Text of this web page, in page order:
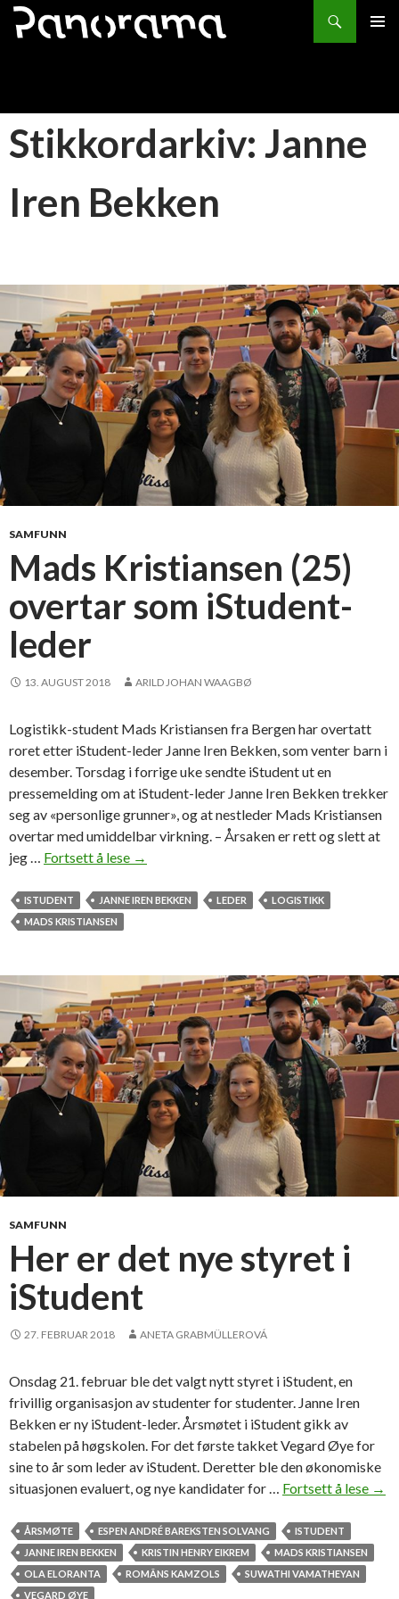
Søk
HOPP
Stikkordarkiv: Janne
Iren Bekken
SAMFUNN
Mads Kristiansen (25)
overtar som iStudent-
leder
13. AUGUST 2018 ARILD JOHAN WAAGBØ
Logistikk-student Mads Kristiansen fra Bergen har overtatt
roret etter iStudent-leder Janne Iren Bekken, som venter barn i
desember. Torsdag i forrige uke sendte iStudent ut en
pressemelding om at iStudent-leder Janne Iren Bekken trekker
seg av «personlige grunner», og at nestleder Mads Kristiansen
overtar med umiddelbar virkning. – Årsaken er rett og slett at
jeg … Fortsett å lese M
d
i
s
t
i
a
n
s
2
)
o
v
e
r
r
s
o
m
i
S
t
u
d
e
→
ISTUDENT JANNE IREN BEKKEN LEDER
LOGISTIKK
MADS KRISTIANSEN
SAMFUNN
Her er det nye styret i
iStudent
27. FEBRUAR 2018 ANETA GRABMÜLLEROVÁ
Onsdag 21. februar ble det valgt nytt styret i iStudent, en
frivillig organisasjon av studenter for studenter. Janne Iren
Bekken er ny iStudent-leder. Årsmøtet i iStudent gikk av
stabelen på høgskolen. For det første takket Vegard Øye for
sine to år som leder av iStudent. Deretter ble den økonomiske
situasjonen evaluert, og nye kandidater for … Fortsett å lese H
→
ÅRSMØTE ESPEN ANDRÉ BAREKSTEN SOLVANG
ISTUDENT
JANNE IREN BEKKEN
KRISTIN HENRY EIKREM
MADS KRISTIANSEN
OLA ELORANTA
ROMÂNS KAMZOLS
SUWATHI VAMATHEYAN
VEGARD ØYE